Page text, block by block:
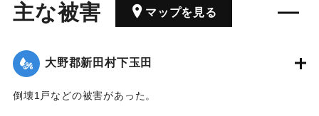
主な被害 マップを見る
大野郡新田村下玉田
倒壊1戸などの被害があった。